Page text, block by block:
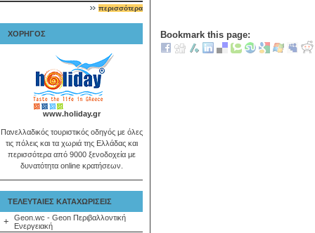
περισσότερα
ΧΟΡΗΓΟΣ
www.holiday.gr
Πανελλαδικός τουριστικός οδηγός με όλες
τις πόλεις και τα χωριά της Ελλάδας και
περισσότερα από 9000 ξενοδοχεία με
δυνατότητα online κρατήσεων.
ΤΕΛΕΥΤΑΙΕΣ ΚΑΤΑΧΩΡΙΣΕΙΣ
+
Geon.wc - Geon Περιβαλλοντική
Ενεργειακή
Bookmark this page: